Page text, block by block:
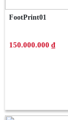
FootPrint01
150.000.000 ₫